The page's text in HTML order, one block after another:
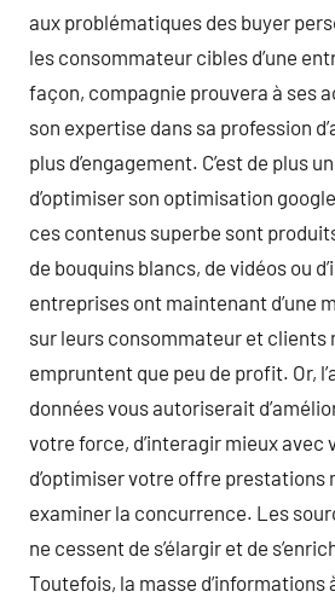
aux problématiques des buyer
les consommateur cibles d’une
façon, compagnie prouvera à ses
son expertise dans sa profession
plus d’engagement. C’est de plus
d’optimiser son optimisation
ces contenus superbe sont
de bouquins blancs, de vidéos ou
entreprises ont maintenant d’une
sur leurs consommateur et clients
empruntent que peu de profit. Or,
données vous autoriserait
votre force, d’interagir mieux avec
d’optimiser votre offre prestations
examiner la concurrence. Les
ne cessent de s’élargir et de
Toutefois, la masse d’informations